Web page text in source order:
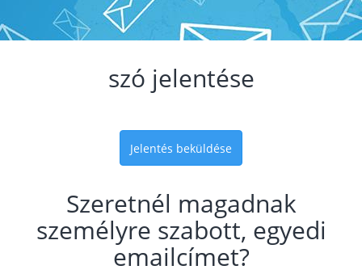
szó jelentése
Jelentés beküldése
Szeretnél magadnak
személyre szabott, egyedi
emailcímet?